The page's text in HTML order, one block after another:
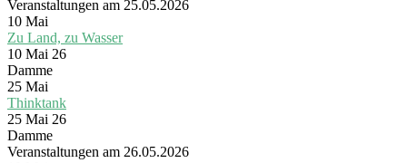
Veranstaltungen am 25.05.2026
10 Mai
Zu Land, zu Wasser
10 Mai 26
Damme
25 Mai
Thinktank
25 Mai 26
Damme
Veranstaltungen am 26.05.2026